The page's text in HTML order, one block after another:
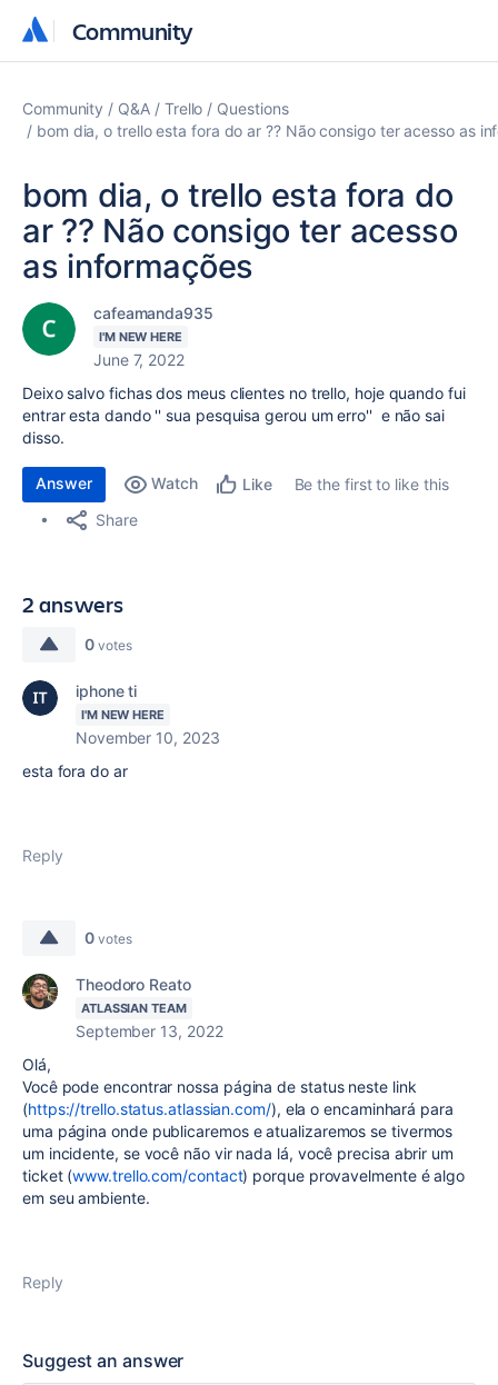
Community
Community
Community Q&A Trello
Questions
bom dia, o trello esta fora do ar ?? Não consigo ter acesso as
bom dia, o trello esta fora do
ar ?? Não consigo ter acesso
as informações
cafeamanda935
I'M NEW HERE
June 7, 2022
Deixo salvo fichas dos meus clientes no trello, hoje quando fui
entrar esta dando '' sua pesquisa gerou um erro'' e não sai
disso.
Answer Watch Like
Be the first to like this
Share
2 answers
0 votes
iphone ti
I'M NEW HERE
November 10, 2023
esta fora do ar
Reply
0 votes
Theodoro Reato
ATLASSIAN TEAM
September 13, 2022
Olá,
Você pode encontrar nossa página de status neste link
(https://trello.status.atlassian.com/), ela o encaminhará para
uma página onde publicaremos e atualizaremos se tivermos
um incidente, se você não vir nada lá, você precisa abrir um
ticket (www.trello.com/contact) porque provavelmente é algo
em seu ambiente.
Reply
Suggest an answer